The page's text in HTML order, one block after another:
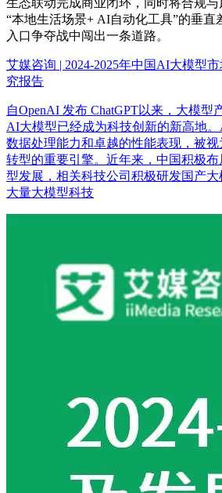
生态联动完成商业闭环，同时将合规
“本地生活场景+ AI自动化工具”的垂
入口争夺战中闯出一条道路。
艾媒咨询 | 2024-2025年中国AI大模型
究报告
自OpenAI 发布 ChatGPT以来，大模型
AI大模型已经成为科技创新的新高地
数据处理能力和卓越的性能表现，被
转型的重要引擎。近年来，中国积极
型发展，相关科技公司积极研发国产
大量大模型科技